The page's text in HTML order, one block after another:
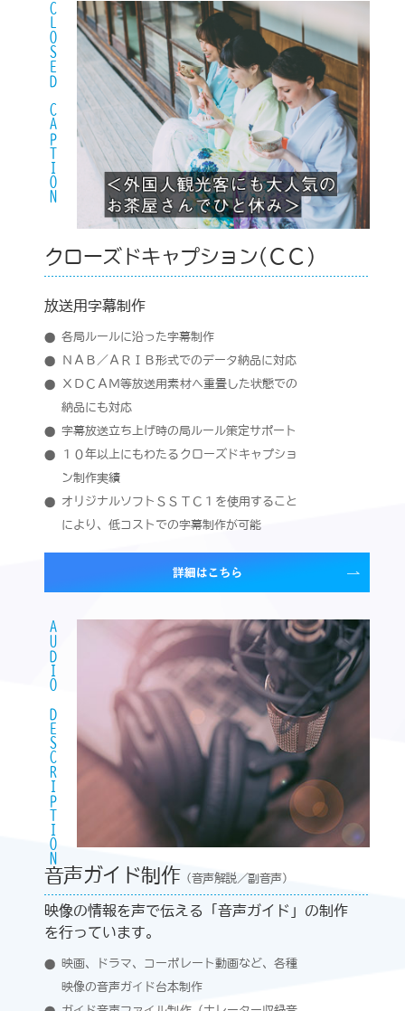
CLOSED CAPTION
クローズドキャプション(ＣＣ)
放送用字幕制作
各局ルールに沿った字幕制作
ＮＡＢ／ＡＲＩＢ形式でのデータ納品に対応
ＸＤＣＡＭ等放送用素材へ重畳した状態での
納品にも対応
字幕放送立ち上げ時の局ルール策定サポート
１０年以上にもわたるクローズドキャプショ
ン制作実績
オリジナルソフトＳＳＴＣ１を使用すること
により、低コストでの字幕制作が可能
AUDIO DESCRIPTION
音声ガイド制作 （音声解説／副音声）
映像の情報を声で伝える「音声ガイド」の制作
を行っています。
映画、ドラマ、コーポレート動画など、各種
映像の音声ガイド台本制作